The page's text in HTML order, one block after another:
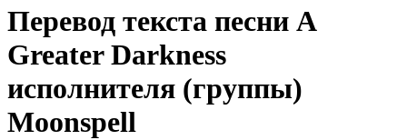
Перевод текста песни A
Greater Darkness
исполнителя (группы)
Moonspell